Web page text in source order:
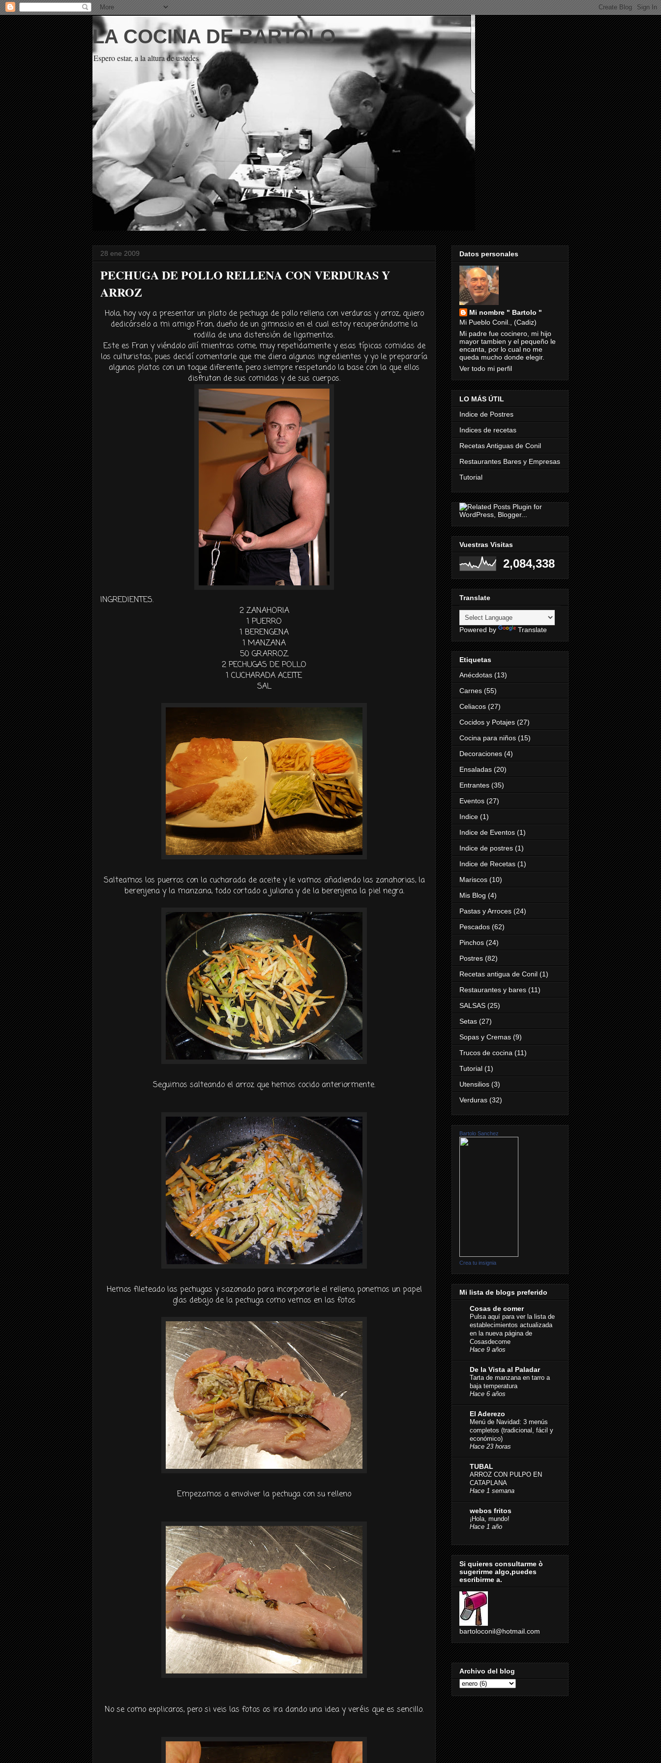
LA COCINA DE BARTOLO
Espero estar, a la altura de ustedes
28 ene 2009
PECHUGA DE POLLO RELLENA CON VERDURAS Y
ARROZ
Hola, hoy voy a presentar un plato de pechuga de pollo rellena con verduras y arroz, quiero
dedicárselo a mi amigo Fran, dueño de un gimnasio en el cual estoy recuperándome la
rodilla de una distensión de ligamentos.
Este es Fran y viéndolo allí mientras come, muy repetidamente y esas típicas comidas de
los culturistas, pues decidí comentarle que me diera algunos ingredientes y yo le prepararía
algunos platos con un toque diferente, pero siempre respetando la base con la que ellos
disfrutan de sus comidas y de sus cuerpos.
INGREDIENTES.
2 ZANAHORIA
1 PUERRO
1 BERENGENA
1 MANZANA
50 GR.ARROZ
2 PECHUGAS DE POLLO
1 CUCHARADA ACEITE
SAL
Salteamos los puerros con la cucharada de aceite y le vamos añadiendo las zanahorias, la
berenjena y la manzana, todo cortado a juliana y de la berenjena la piel negra.
Seguimos salteando el arroz que hemos cocido anteriormente.
Hemos fileteado las pechugas y sazonado para incorporarle el relleno, ponemos un papel
glas debajo de la pechuga como vemos en las fotos
Empezamos a envolver la pechuga con su relleno
No se como explicaros, pero si veis las fotos os ira dando una idea y veréis que es sencillo.
Datos personales
Mi nombre " Bartolo "
Mi Pueblo Conil., (Cadiz)
Mi padre fue cocinero, mi hijo
mayor tambien y el pequeño le
encanta, por lo cual no me
queda mucho donde elegir.
Ver todo mi perfil
LO MÁS ÚTIL
Indice de Postres
Indices de recetas
Recetas Antiguas de Conil
Restaurantes Bares y Empresas
Tutorial
Vuestras Visitas
2,084,338
Translate
Powered by Translate
Etiquetas
Anécdotas (13)
Carnes (55)
Celiacos (27)
Cocidos y Potajes (27)
Cocina para niños (15)
Decoraciones (4)
Ensaladas (20)
Entrantes (35)
Eventos (27)
Indice (1)
Indice de Eventos (1)
Indice de postres (1)
Indice de Recetas (1)
Mariscos (10)
Mis Blog (4)
Pastas y Arroces (24)
Pescados (62)
Pinchos (24)
Postres (82)
Recetas antigua de Conil (1)
Restaurantes y bares (11)
SALSAS (25)
Setas (27)
Sopas y Cremas (9)
Trucos de cocina (11)
Tutorial (1)
Utensilios (3)
Verduras (32)
Bartolo Sanchez
Crea tu insignia
Mi lista de blogs preferido
Cosas de comer
Pulsa aquí para ver la lista de
establecimientos actualizada
en la nueva página de
Cosasdecome
Hace 9 años
De la Vista al Paladar
Tarta de manzana en tarro a
baja temperatura
Hace 6 años
El Aderezo
Menú de Navidad: 3 menús
completos (tradicional, fácil y
económico)
Hace 23 horas
TUBAL
ARROZ CON PULPO EN
CATAPLANA
Hace 1 semana
webos fritos
¡Hola, mundo!
Hace 1 año
Si quieres consultarme ò
sugerirme algo,puedes
escribirme a.
bartoloconil@hotmail.com
Archivo del blog